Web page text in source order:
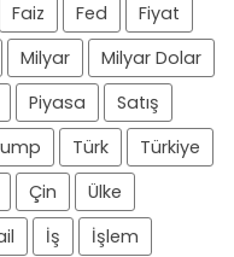
Faiz Fed
Fiyat
Milyar
Milyar Dolar
Piyasa
Satış
Türk
Türkiye
Çin
Ülke
İş İşlem